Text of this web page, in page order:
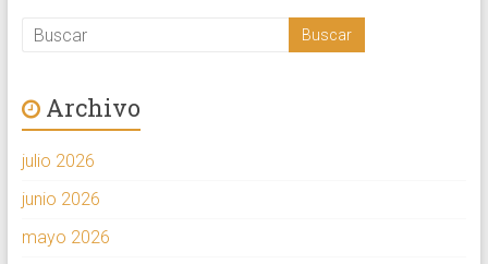
Archivo
julio 2026
junio 2026
mayo 2026